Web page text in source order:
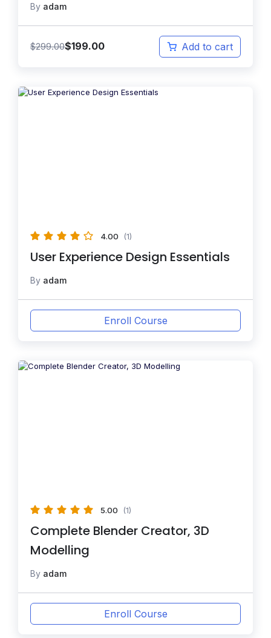
By adam
$299.00$199.00 Add to cart
4.00 (1)
User Experience Design Essentials
By adam
Enroll Course
5.00 (1)
Complete Blender Creator, 3D
Modelling
By adam
Enroll Course